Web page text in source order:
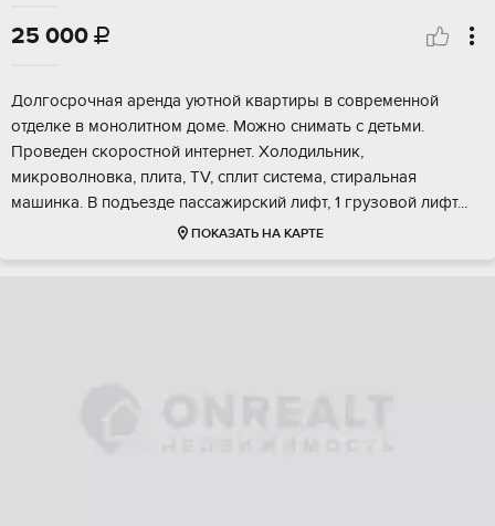
25 000 
Долгосрочная аренда уютной квартиры в современной
отделке в монолитном доме. Можно снимать с детьми.
Проведен скоростной интернет. Холодильник,
микроволновка, плита, TV, сплит система, стиральная
машинка. В подъезде пассажирский лифт, 1 грузовой лифт...
ПОКАЗАТЬ НА КАРТЕ